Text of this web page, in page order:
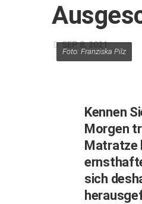
SEP. 8, 2021
Foto: Franziska Pilz
Kennen
Morgen
Matratze
sich